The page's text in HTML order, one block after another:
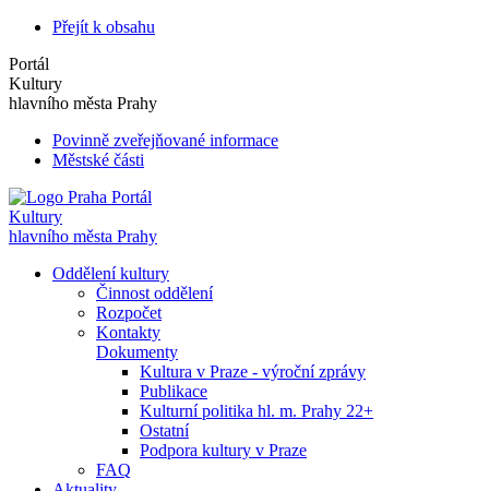
Přejít k obsahu
Portál
Kultury
hlavního města Prahy
Povinně zveřejňované informace
Městské části
Portál
Kultury
hlavního města Prahy
Oddělení kultury
Činnost oddělení
Rozpočet
Kontakty
Dokumenty
Kultura v Praze - výroční zprávy
Publikace
Kulturní politika hl. m. Prahy 22+
Ostatní
Podpora kultury v Praze
FAQ